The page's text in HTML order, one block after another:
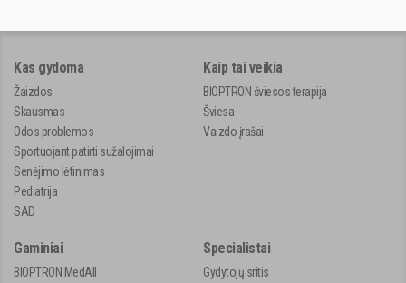
Kas gydoma
Žaizdos
Skausmas
Odos problemos
Sportuojant patirti sužalojimai
Senėjimo lėtinimas
Pediatrija
SAD
Kaip tai veikia
BIOPTRON šviesos terapija
Šviesa
Vaizdo įrašai
Gaminiai
BIOPTRON MedAll
Specialistai
Gydytojų sritis